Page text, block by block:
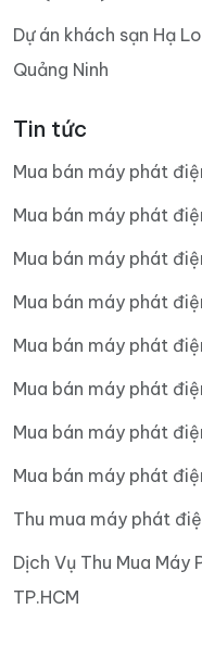
Dự án khách sạn Hạ
Quảng Ninh
Tin tức
Mua bán máy phát
Mua bán máy phát
Mua bán máy phát
Mua bán máy phát
Mua bán máy phát
Mua bán máy phát
Mua bán máy phát
Mua bán máy phát
Thu mua máy phát
Dịch Vụ Thu Mua
TP.HCM